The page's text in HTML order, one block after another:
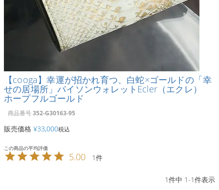
【cooga】幸運が招かれ育つ、白蛇×ゴールドの「幸
せの居場所」パイソンウォレットEcler（エクレ）
ホープフルゴールド
商品番号352-G30163-95
販売価格 ¥33,000税込
5.00 1
1件中 1-1件表示